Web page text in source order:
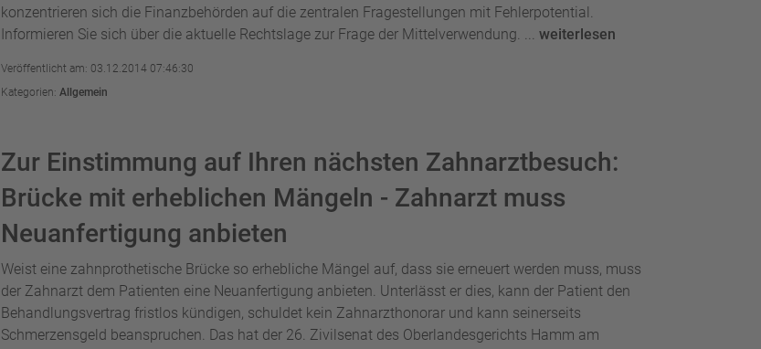
konzentrieren sich die Finanzbehörden auf die zentralen Fragestellungen mit Fehlerpotential.
Informieren Sie sich über die aktuelle Rechtslage zur Frage der Mittelverwendung. ... weiterlesen
Veröffentlicht am: 03.12.2014 07:46:30
Kategorien: Allgemein
Zur Einstimmung auf Ihren nächsten Zahnarztbesuch:
Brücke mit erheblichen Mängeln - Zahnarzt muss
Neuanfertigung anbieten
Weist eine zahnprothetische Brücke so erhebliche Mängel auf, dass sie erneuert werden muss, muss
der Zahnarzt dem Patienten eine Neuanfertigung anbieten. Unterlässt er dies, kann der Patient den
Behandlungsvertrag fristlos kündigen, schuldet kein Zahnarzthonorar und kann seinerseits
Schmerzensgeld beanspruchen. Das hat der 26. Zivilsenat des Oberlandesgerichts Hamm am